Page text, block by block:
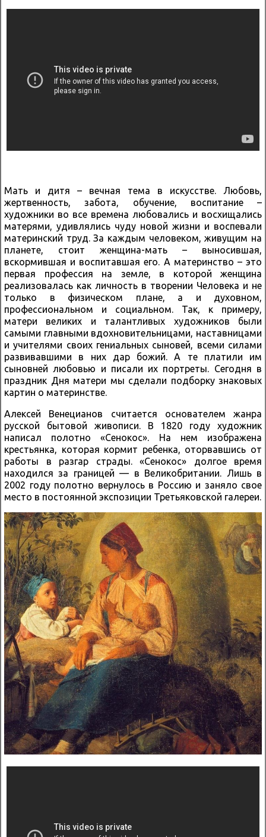
Мать и дитя – вечная тема в искусстве. Любовь,
жертвенность, забота, обучение, воспитание –
художники во все времена любовались и восхищались
матерями, удивлялись чуду новой жизни и воспевали
материнский труд. За каждым человеком, живущим на
планете, стоит женщина-мать – выносившая,
вскормившая и воспитавшая его. А материнство – это
первая профессия на земле, в которой женщина
реализовалась как личность в творении Человека и не
только в физическом плане, а и духовном,
профессиональном и социальном. Так, к примеру,
матери великих и талантливых художников были
самыми главными вдохновительницами, наставницами
и учителями своих гениальных сыновей, всеми силами
развивавшими в них дар божий. А те платили им
сыновней любовью и писали их портреты. Сегодня в
праздник Дня матери мы сделали подборку знаковых
картин о материнстве.
Алексей Венецианов считается основателем жанра
русской бытовой живописи. В 1820 году художник
написал полотно «Сенокос». На нем изображена
крестьянка, которая кормит ребенка, оторвавшись от
работы в разгар страды. «Сенокос» долгое время
находился за границей — в Великобритании. Лишь в
2002 году полотно вернулось в Россию и заняло свое
место в постоянной экспозиции Третьяковской галереи.